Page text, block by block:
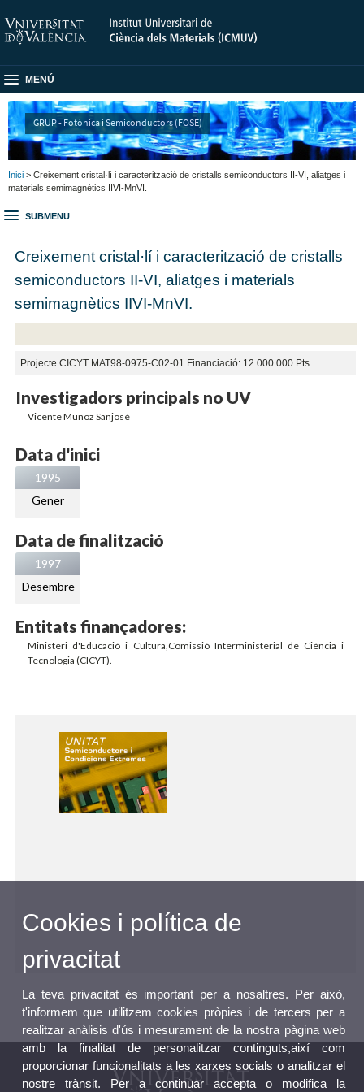
MENÚ
GRUP - Fotónica i Semiconductors (FOSE)
Inici > Creixement cristal·lí i caracterització de cristalls semiconductors II-VI, aliatges i
materials semimagnètics IIVI-MnVI.
SUBMENU
Creixement cristal·lí i caracterització de cristalls
semiconductors II-VI, aliatges i materials
semimagnètics IIVI-MnVI.
Projecte CICYT MAT98-0975-C02-01 Financiació: 12.000.000 Pts
Investigadors principals no UV
Vicente Muñoz Sanjosé
Data d'inici
1995
Gener
Data de finalització
1997
Desembre
Entitats finançadores:
Ministeri d'Educació i Cultura,Comissió Interministerial de Ciència i
Tecnologia (CICYT).
Cookies i política de
privacitat
La teva privacitat és important per a nosaltres. Per això,
t'informem que utilitzem cookies pròpies i de tercers per a
realitzar anàlisis d'ús i mesurament de la nostra pàgina web
amb la finalitat de personalitzar continguts,així com
proporcionar funcionalitats a les xarxes socials o analitzar el
nostre trànsit. Per a continuar accepta o modifica la